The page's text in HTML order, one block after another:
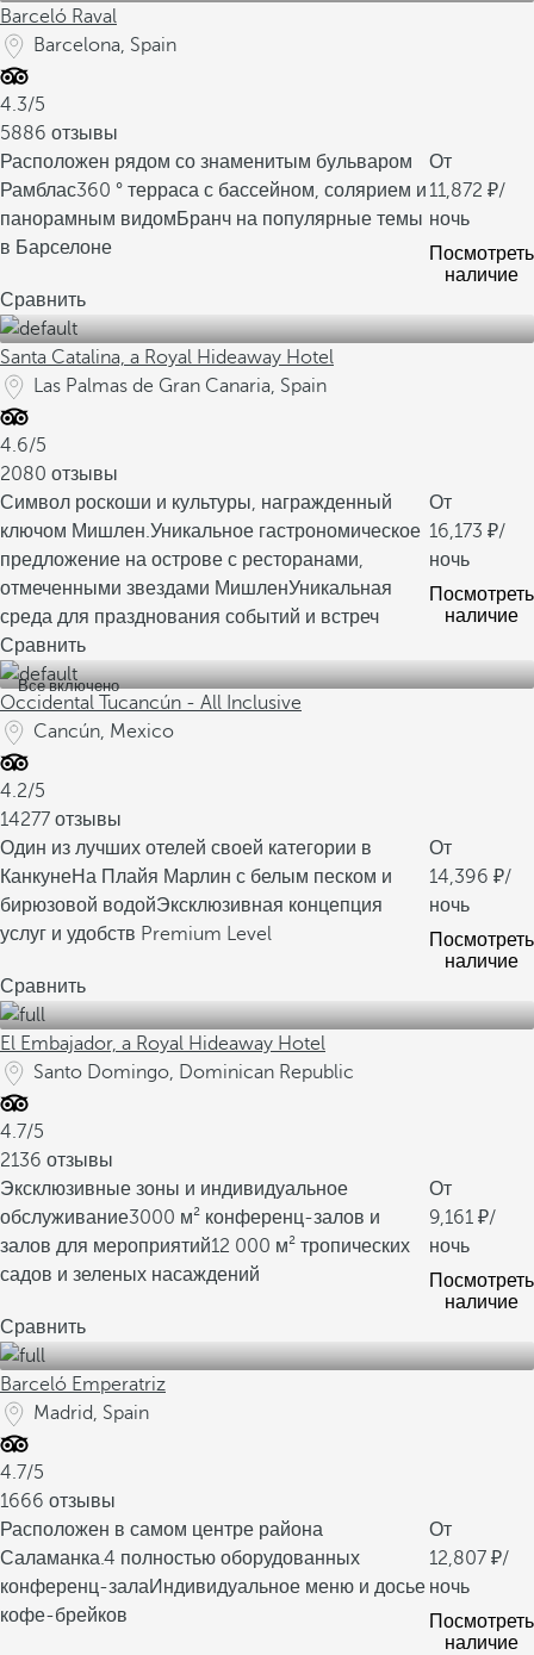
Barceló Raval
Barcelona, Spain
4.3/5
5886 отзывы
Расположен рядом со знаменитым бульваром
Рамблас360 ° терраса с бассейном, солярием и
панорамным видомБранч на популярные темы
в Барселоне
От
11,872
/
ночь
Посмотреть
наличие
Сравнить
Santa Catalina, a Royal Hideaway Hotel
Las Palmas de Gran Canaria, Spain
4.6/5
2080 отзывы
Символ роскоши и культуры, награжденный
ключом Мишлен.Уникальное гастрономическое
предложение на острове с ресторанами,
отмеченными звездами МишленУникальная
среда для празднования событий и встреч
От
16,173
/
ночь
Посмотреть
наличие
Сравнить
Все включено
Occidental Tucancún - All Inclusive
Cancún, Mexico
4.2/5
14277 отзывы
Один из лучших отелей своей категории в
КанкунеНа Плайя Марлин с белым песком и
бирюзовой водойЭксклюзивная концепция
услуг и удобств Premium Level
От
14,396
/
ночь
Посмотреть
наличие
Сравнить
El Embajador, a Royal Hideaway Hotel
Santo Domingo, Dominican Republic
4.7/5
2136 отзывы
Эксклюзивные зоны и индивидуальное
обслуживание3000 м² конференц-залов и
залов для мероприятий12 000 м² тропических
садов и зеленых насаждений
От
9,161
/
ночь
Посмотреть
наличие
Сравнить
Barceló Emperatriz
Madrid, Spain
4.7/5
1666 отзывы
Расположен в самом центре района
Саламанка.4 полностью оборудованных
конференц-залаИндивидуальное меню и досье
кофе-брейков
От
12,807
/
ночь
Посмотреть
наличие